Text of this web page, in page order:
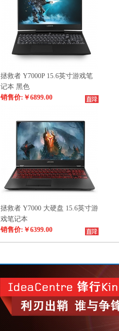
拯救者 Y7000P 15.6英寸游戏笔
记本 黑色
销售价: ￥6899.00
拯救者 Y7000 大硬盘 15.6英寸游
戏笔记本
销售价: ￥6399.00